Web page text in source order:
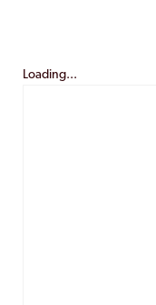
Loading...